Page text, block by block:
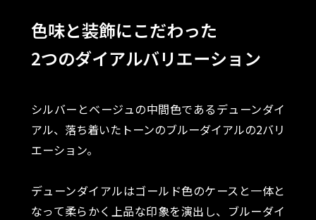
色味と装飾にこだわった
2つのダイアルバリエーション
シルバーとベージュの中間色であるデューンダイ
アル、落ち着いたトーンのブルーダイアルの2バリ
エーション。
デューンダイアルはゴールド色のケースと一体と
なって柔らかく上品な印象を演出し、ブルーダイ